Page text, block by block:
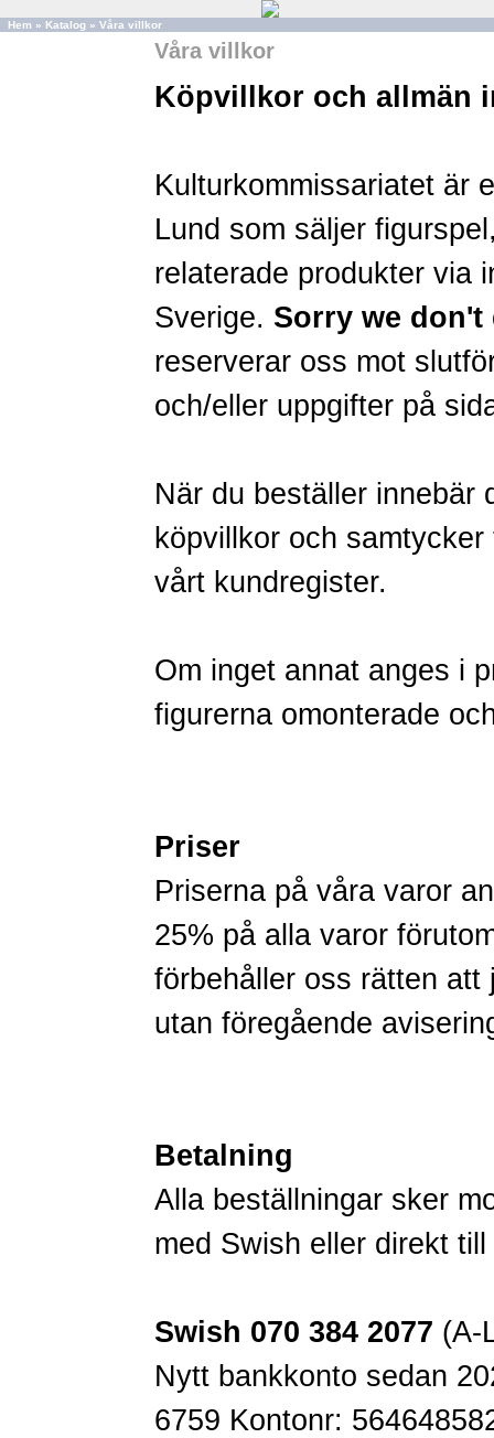
Hem » Katalog » Våra villkor
Våra villkor
Köpvillkor och allmän
Kulturkommissariatet är
Lund som säljer
relaterade produkter via
Sverige. Sorry we
reserverar oss mot
och/eller uppgifter på
När du beställer innebär
köpvillkor och
vårt kundregister.
Om inget annat anges i
figurerna omonterade
Priser
Priserna på våra varor
25% på alla varor
förbehåller oss rätten att
utan föregående
Betalning
Alla beställningar sker
med Swish eller direkt
Swish 070 384 2077 (A-
Nytt bankkonto sedan
6759 Kontonr: